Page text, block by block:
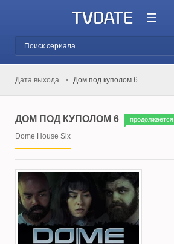
Дата выхода Дом под куполом 6
ДОМ ПОД КУПОЛОМ 6 продолжается
Dome House Six